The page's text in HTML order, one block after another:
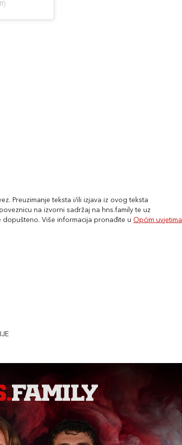
Preuzimanje teksta i/ili izjava iz ovog teksta
na izvorni sadržaj na hns.family te uz
Više informacija pronađite u Općim uvjetima